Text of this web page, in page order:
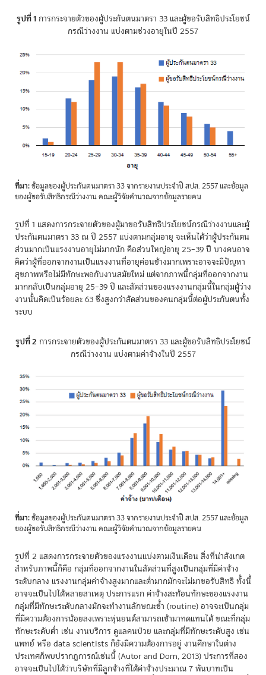
รูปที่ 1การกระจายตัวของผู้ประกันตนมาตรา 33 และผู้ขอรับสิทธิประโยชน์
กรณีว่างงาน แบ่งตามช่วงอายุในปี 2557
ที่มา:ข้อมูลของผู้ประกันตนมาตรา 33 จากรายงานประจำปี สปส. 2557 และข้อมูล
ของผู้ขอรับสิทธิกรณีว่างงาน คณะผู้วิจัยคำนวณจากข้อมูลรายคน
รูปที่ 1 แสดงการกระจายตัวของผู้มาขอรับสิทธิประโยชน์กรณีว่างงานและผู้
ประกันตนมาตรา 33 ณ ปี 2557 แบ่งตามกลุ่มอายุ จะเห็นได้ว่าผู้ประกันตน
ส่วนมากเป็นแรงงานอายุไม่มากนัก คือส่วนใหญ่อายุ 25–39 ปี บางคนอาจ
คิดว่าผู้ที่ออกจากงานเป็นแรงงานที่อายุค่อนข้างมากเพราะอาจจะมีปัญหา
สุขภาพหรือไม่มีทักษะพอกับงานสมัยใหม่ แต่จากภาพนี้กลุ่มที่ออกจากงาน
มากกลับเป็นกลุ่มอายุ 25–39 ปี และสัดส่วนของแรงงานกลุ่มนี้ในกลุ่มผู้ว่าง
งานนั้นคิดเป็นร้อยละ 63 ซึ่งสูงกว่าสัดส่วนของคนกลุ่มนี้ต่อผู้ประกันตนทั้ง
ระบบ
รูปที่ 2 การกระจายตัวของผู้ประกันตนมาตรา 33 และผู้ขอรับสิทธิประโยชน์
กรณีว่างงาน แบ่งตามค่าจ้างในปี 2557
ที่มา:ข้อมูลของผู้ประกันตนมาตรา 33 จากรายงานประจำปี สปส. 2557 และข้อมูล
ของผู้ขอรับสิทธิกรณีว่างงาน คณะผู้วิจัยคำนวณจากข้อมูลรายคน
รูปที่ 2 แสดงการกระจายตัวของแรงงานแบ่งตามเงินเดือน สิ่งที่น่าสังเกต
สำหรับภาพนี้ก็คือ กลุ่มที่ออกจากงานในสัดส่วนที่สูงเป็นกลุ่มที่มีค่าจ้าง
ระดับกลาง แรงงานกลุ่มค่าจ้างสูงมากและต่ำมากมักจะไม่มาขอรับสิทธิ ทั้งนี้
อาจจะเป็นไปได้หลายสาเหตุ ประการแรก ค่าจ้างสะท้อนทักษะของแรงงาน
กลุ่มที่มีทักษะระดับกลางมักจะทำงานลักษณะซ้ำ (routine) อาจจะเป็นกลุ่ม
ที่มีความต้องการน้อยลงเพราะหุ่นยนต์สามารถเข้ามาทดแทนได้ ขณะที่กลุ่ม
ทักษะระดับต่ำ เช่น งานบริการ ดูแลคนป่วย และกลุ่มที่มีทักษะระดับสูง เช่น
แพทย์ หรือ data scientists ก็ยังมีความต้องการอยู่ งานศึกษาในต่าง
ประเทศก็พบปรากฏการณ์เช่นนี้ (Autor and Dorn, 2013) ประการที่สอง
อาจจะเป็นไปได้ว่าบริษัทที่มีลูกจ้างที่ได้ค่าจ้างประมาณ 7 พันบาทเป็น